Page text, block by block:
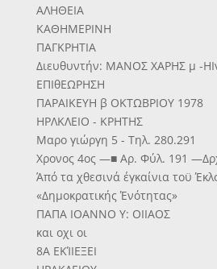
ΑΛΗΘΕΙΑ
ΚΑΘΗΜΕΡΙΝΗ
ΠΑΓΚΡΗΤΙΑ
Διευθυντήν: ΜΑΝΟΣ ΧΑΡΗΣ μ -
ΕΠΙθΕΩΡΗΣΗ
ΠΑΡΑΙΚΕΥΗ β ΟΚΤΩΒΡΙΟΥ 1978
ΗΡΛΚΛΕΙΟ - ΚΡΗΤΗΣ
Μαρο γιώργη 5 - Τηλ. 280.291
Χρονος 4ος —■ Αρ. Φύλ. 191
Άπό τα χθεσινά έγκαίνια τοϋ
«Δημοκρατικής Ένότητας»
ΠΑΠΑ ΙΟΑΝΝΟ Υ: ΟΙΙΑΟΣ
και οχι οι
8Α ΕΚΊΙΕΞΕΙ